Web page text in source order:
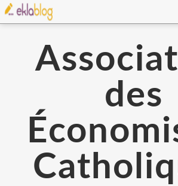
des